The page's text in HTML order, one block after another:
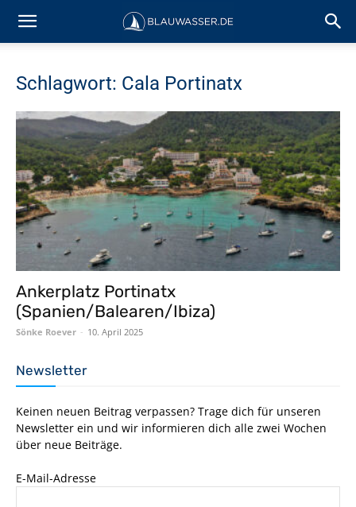
Schlagwort: Cala Portinatx
Ankerplatz Portinatx
(Spanien/Balearen/Ibiza)
Sönke Roever - 10. April 2025
Newsletter
Keinen neuen Beitrag verpassen? Trage dich für unseren
Newsletter ein und wir informieren dich alle zwei Wochen
über neue Beiträge.
E-Mail-Adresse